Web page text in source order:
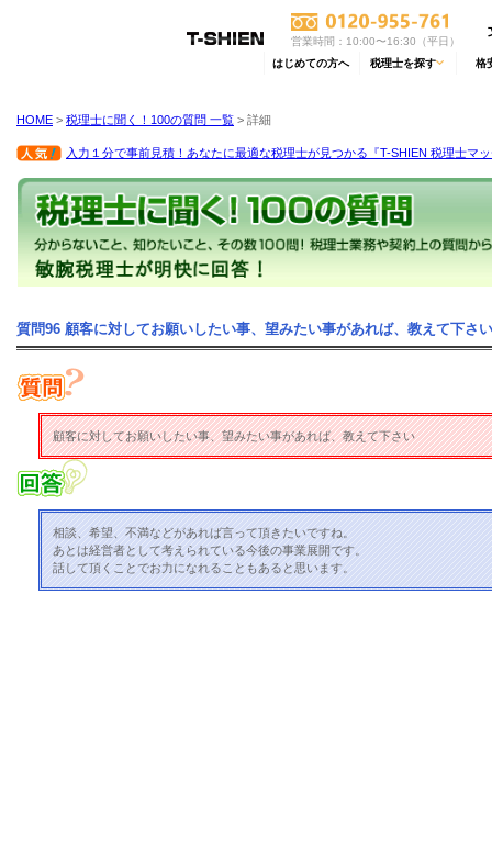
営業時間：10:00〜16:30（平日）
はじめての方へ 税理士を探す 格
HOME > 税理士に聞く！100の質問 一覧 > 詳細
入力１分で事前見積！あなたに最適な税理士が見つかる『T-SHIEN 税理士マ
質問96 顧客に対してお願いしたい事、望みたい事があれば、教えて下さい
顧客に対してお願いしたい事、望みたい事があれば、教えて下さい
相談、希望、不満などがあれば言って頂きたいですね。
あとは経営者として考えられている今後の事業展開です。
話して頂くことでお力になれることもあると思います。